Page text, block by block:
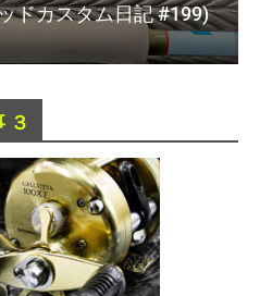
ドカスタム日記 #199)
３